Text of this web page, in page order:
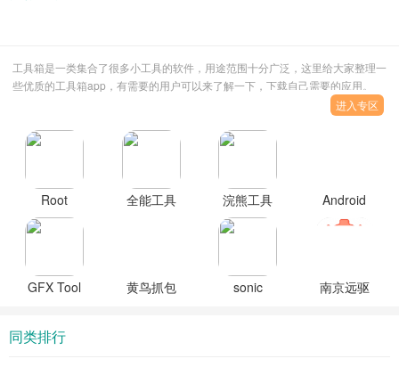
工具箱是一类集合了很多小工具的软件，用途范围十分广泛，这里给大家整理一
些优质的工具箱app，有需要的用户可以来了解一下，下载自己需要的应用。
进入专区
Root
Checker
Basic检测
版
全能工具
浣熊工具
箱
(iLauncher)2024
载
Android
System
GFX Tool
载
黄鸟抓包
sonic
南京远驱
同类排行